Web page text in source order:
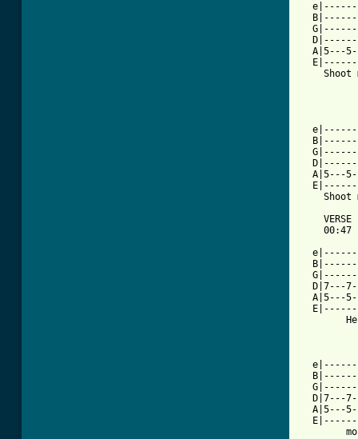
A|5---
Shoot
A|5---
Shoot
    VERSE
    00:47
D|7---
A|5---
D|7---
A|5---